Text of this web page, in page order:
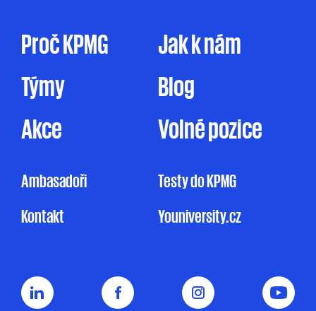
způsobem. Zpracování osobních údajů pro
marketingové účely je prováděno ve zde
mnou udělovaného souhlasu. Pakliže souhlas
neudělím, ale ani nevznesu námitku, může
KPMG omezeně zpracovávat mé osobní údaje
pro účely marketingu na základě jejího
a mohu jej kdykoliv odvolat. Můj nesouhlas
Souhlas uděluji na dobu 5 let nebo do doby,
Proč KPMG
Jak k nám
Týmy
Blog
Akce
Volné pozice
Ambasadoři
Kontakt
Testy do KPMG
Youniversity.cz